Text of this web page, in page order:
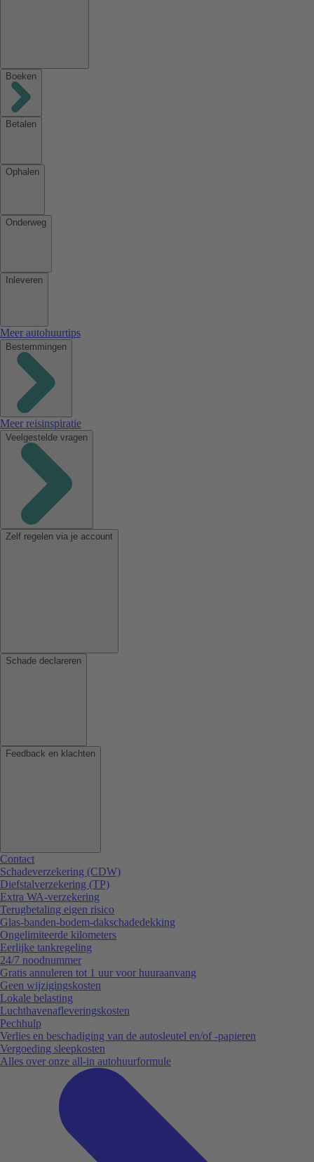
Boeken
Betalen
Ophalen
Onderweg
Inleveren
Meer autohuurtips
Bestemmingen
Meer reisinspiratie
Veelgestelde vragen
Zelf regelen via je account
Schade declareren
Feedback en klachten
Contact
Schadeverzekering (CDW)
Diefstalverzekering (TP)
Extra WA-verzekering
Terugbetaling eigen risico
Glas-banden-bodem-dakschadedekking
Ongelimiteerde kilometers
Eerlijke tankregeling
24/7 noodnummer
Gratis annuleren tot 1 uur voor huuraanvang
Geen wijzigingskosten
Lokale belasting
Luchthavenafleveringskosten
Pechhulp
Verlies en beschadiging van de autosleutel en/of -papieren
Vergoeding sleepkosten
Alles over onze all-in autohuurformule